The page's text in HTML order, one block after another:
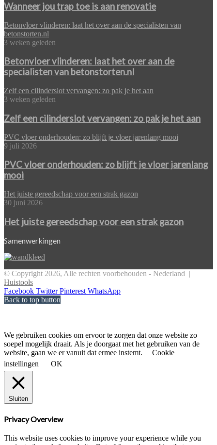
Wanneer jou trap toe is aan renovatie
Betonvloer vlinderen: laat het over aan de specialisten van
betonstorten.nl
3 weken geleden
Betonvloer vlinderen: laat het over aan de
specialisten van betonstorten.nl
Zelf een cilinderslot vervangen: zo pak je het aan
3 weken geleden
Zelf een cilinderslot vervangen: zo pak je het aan
PVC vloer onderhouden: zo blijft je vloer jarenlang mooi
9 juli 2026
PVC vloer onderhouden: zo blijft je vloer jarenlang
mooi
Het juiste gereedschap voor een strak gazon
30 juni 2026
Het juiste gereedschap voor een strak gazon
Samenwerkingen
© Copyright 2026, Alle rechten voorbehouden - Nederland |
Huistools
Facebook Twitter Pinterest WhatsApp
Back to top button
We gebruiken cookies om ervoor te zorgen dat onze website zo
soepel mogelijk draait. Als je doorgaat met het gebruiken van de
website, gaan we er vanuit dat ermee instemt.
Cookie
instellingen
OK
Sluiten
Privacy Overview
This website uses cookies to improve your experience while you